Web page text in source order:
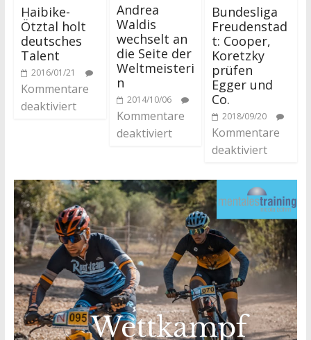
Haibike-
Ötztal holt
deutsches
Talent
2016/01/21
Kommentare
deaktiviert
Andrea
Waldis
wechselt an
die Seite der
Weltmeisteri
n
2014/10/06
Kommentare
deaktiviert
Bundesliga
Freudenstad
t: Cooper,
Koretzky
prüfen
Egger und
Co.
2018/09/20
Kommentare
deaktiviert